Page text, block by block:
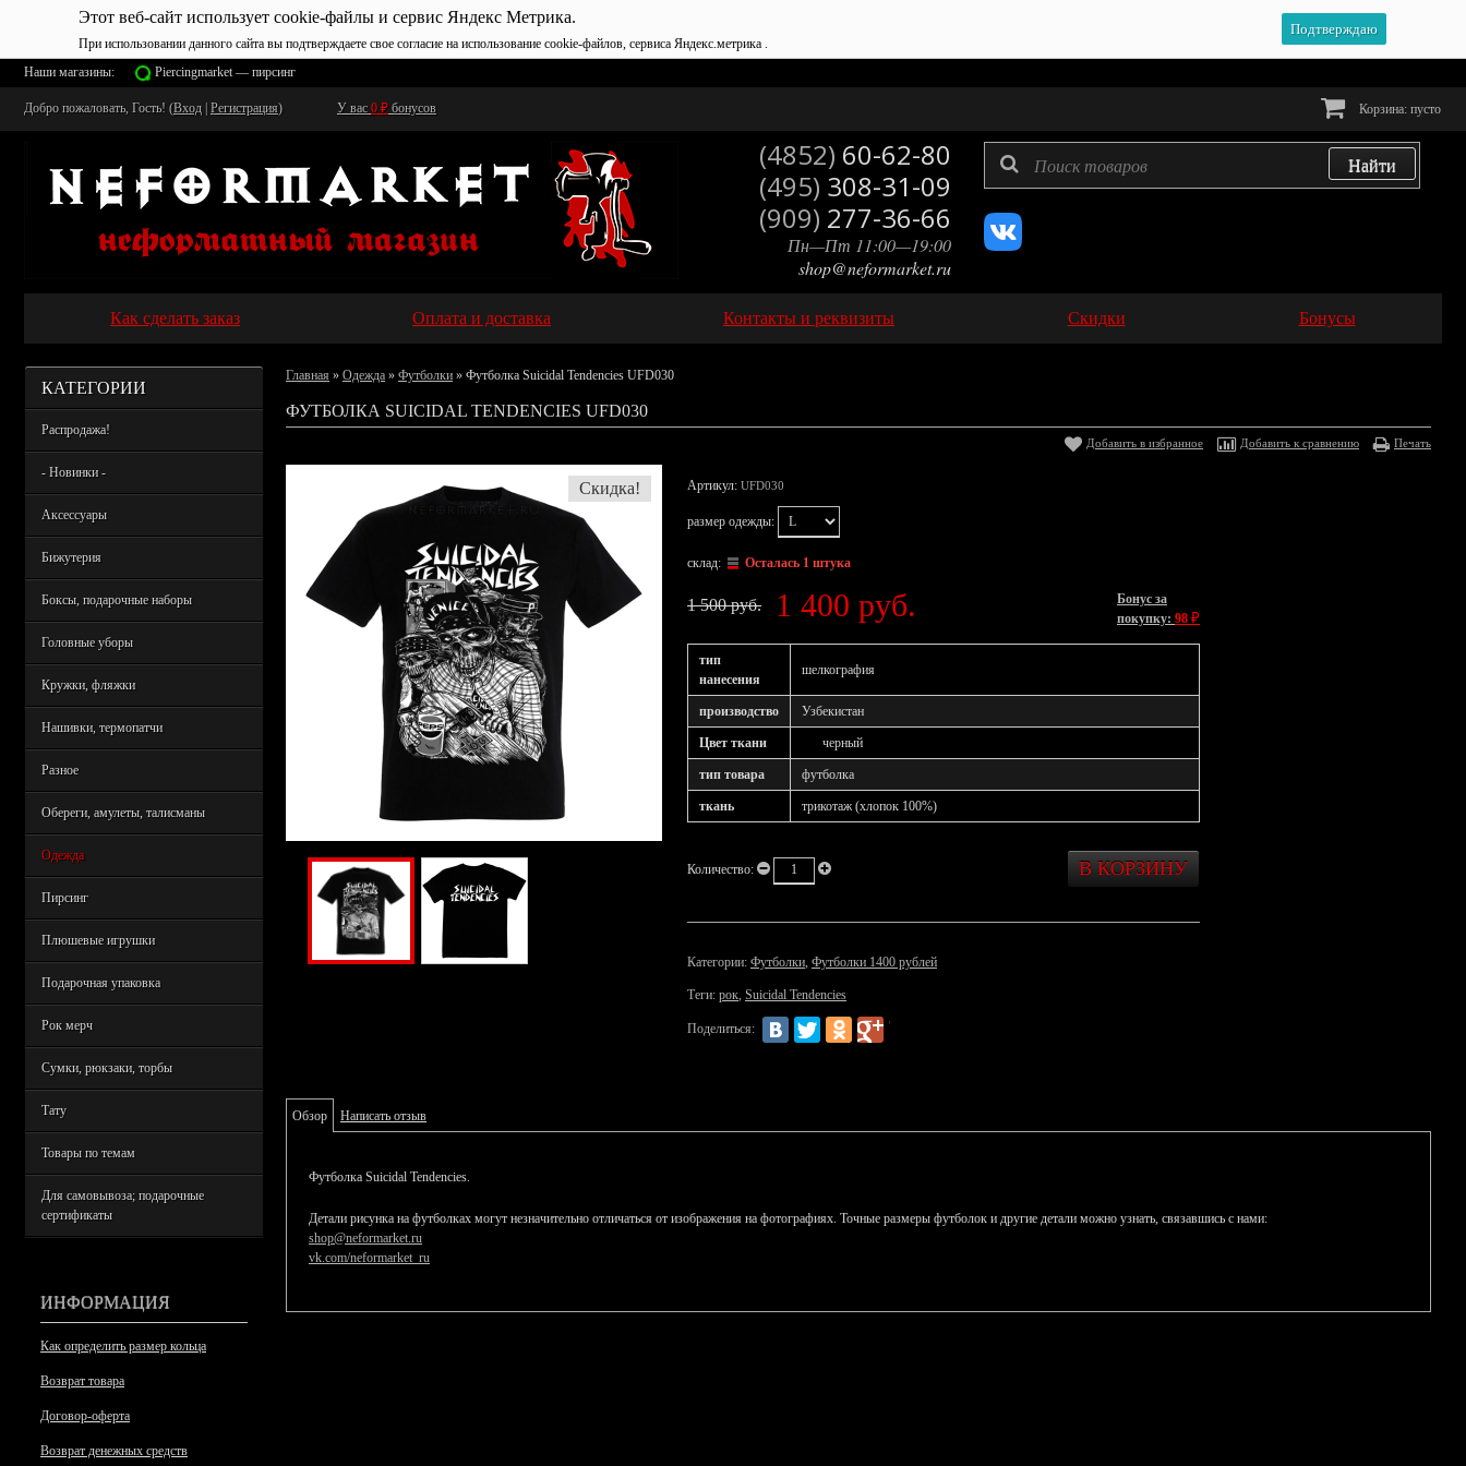
Этот веб-сайт использует cookie-файлы и сервис Яндекс Метрика.
При использовании данного сайта вы подтверждаете свое согласие на использование cookie-файлов, сервиса Яндекс.метрика .
Подтверждаю
Наши магазины: Piercingmarket — пирсинг
Добро пожаловать, Гость! (Вход Регистрация) У вас 0 ₽ бонусов Корзина: пусто
(4852) 60-62-80
(495) 308-31-09
(909) 277-36-66
Пн—Пт 11:00—19:00
shop@neformarket.ru
Как сделать заказ Оплата и доставка Контакты и реквизиты Скидки Бонусы
КАТЕГОРИИ
Распродажа!
- Новинки -
Аксессуары
Бижутерия
Боксы, подарочные наборы
Головные уборы
Кружки, фляжки
Нашивки, термопатчи
Разное
Обереги, амулеты, талисманы
Одежда
Пирсинг
Плюшевые игрушки
Подарочная упаковка
Рок мерч
Сумки, рюкзаки, торбы
Тату
Товары по темам
Для самовывоза; подарочные
сертификаты
ИНФОРМАЦИЯ
Как определить размер кольца
Возврат товара
Договор-оферта
Возврат денежных средств
Главная » Одежда » Футболки » Футболка Suicidal Tendencies UFD030
ФУТБОЛКА SUICIDAL TENDENCIES UFD030
Добавить в избранное Добавить к сравнению Печать
Скидка! Артикул: UFD030
размер одежды:
склад: Осталась 1 штука
1 500 руб. 1 400 руб.
Бонус за
покупку: 98 ₽
тип
нанесения
шелкография
производство Узбекистан
Цвет ткани черный
тип товара футболка
ткань трикотаж (хлопок 100%)
Количество:
Категории: Футболки, Футболки 1400 рублей
Теги: рок, Suicidal Tendencies
Поделиться:
Обзор Написать отзыв
Футболка Suicidal Tendencies.
Детали рисунка на футболках могут незначительно отличаться от изображения на фотографиях. Точные размеры футболок и другие детали можно узнать, связавшись с нами:
shop@neformarket.ru
vk.com/neformarket_ru